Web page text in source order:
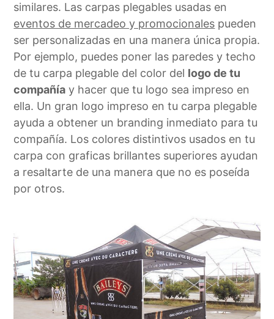
similares. Las carpas plegables usadas en
eventos de mercadeo y promocionales pueden
ser personalizadas en una manera única propia.
Por ejemplo, puedes poner las paredes y techo
de tu carpa plegable del color del logo de tu
compañía y hacer que tu logo sea impreso en
ella. Un gran logo impreso en tu carpa plegable
ayuda a obtener un branding inmediato para tu
compañía. Los colores distintivos usados en tu
carpa con graficas brillantes superiores ayudan
a resaltarte de una manera que no es poseída
por otros.